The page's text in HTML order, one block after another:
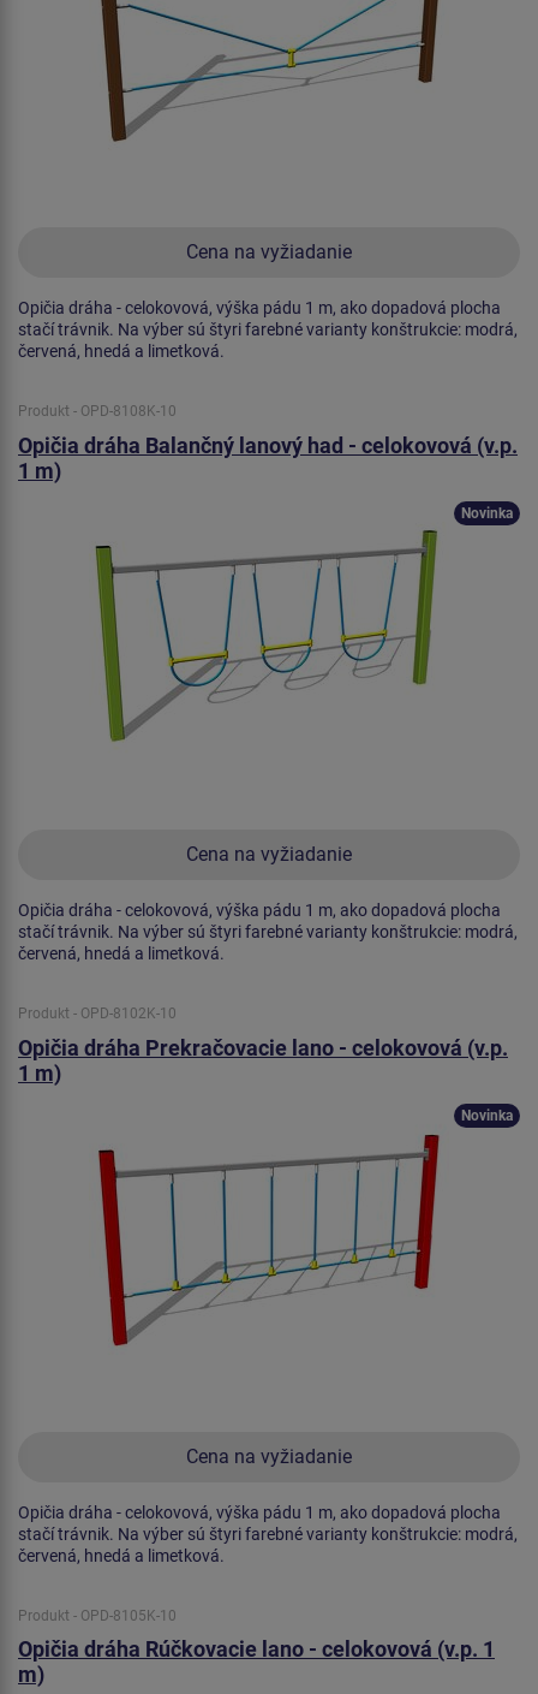
Cena na vyžiadanie
Opičia dráha - celokovová, výška pádu 1 m, ako dopadová plocha
stačí trávnik. Na výber sú štyri farebné varianty konštrukcie: modrá,
červená, hnedá a limetková.
Produkt - OPD-8108K-10
Opičia dráha Balančný lanový had - celokovová (v.p.
1 m)
Cena na vyžiadanie
Novinka
Opičia dráha - celokovová, výška pádu 1 m, ako dopadová plocha
stačí trávnik. Na výber sú štyri farebné varianty konštrukcie: modrá,
červená, hnedá a limetková.
Produkt - OPD-8102K-10
Opičia dráha Prekračovacie lano - celokovová (v.p.
1 m)
Cena na vyžiadanie
Novinka
Opičia dráha - celokovová, výška pádu 1 m, ako dopadová plocha
stačí trávnik. Na výber sú štyri farebné varianty konštrukcie: modrá,
červená, hnedá a limetková.
Produkt - OPD-8105K-10
Opičia dráha Rúčkovacie lano - celokovová (v.p. 1
m)